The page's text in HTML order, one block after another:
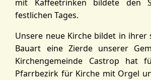
mit Kaffeetrinken bildete den
festlichen Tages.
Unsere neue Kirche bildet in ihrer
Bauart eine Zierde unserer
Kirchengemeinde Castrop hat
Pfarrbezirk für Kirche mit Orgel